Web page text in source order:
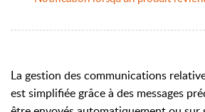
La gestion des communications
est simplifiée grâce à des messages